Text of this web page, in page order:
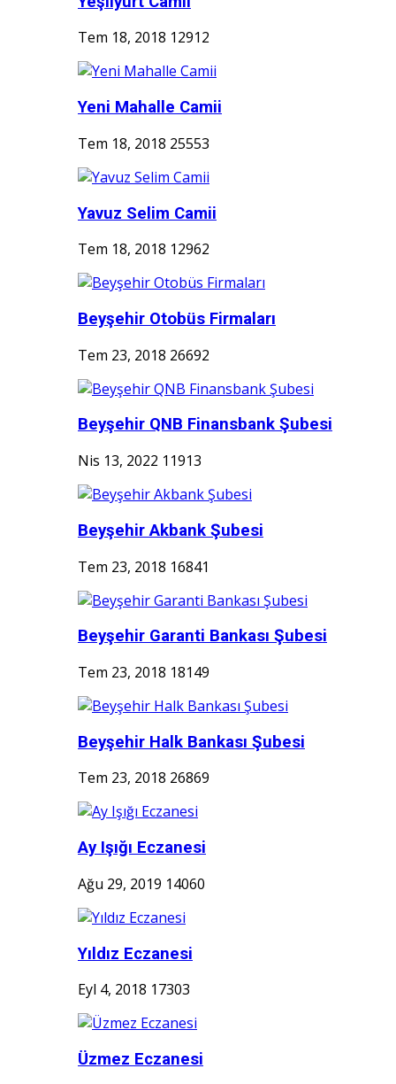
Tem 18, 2018 12912
Yeni Mahalle Camii
Tem 18, 2018 25553
Yavuz Selim Camii
Tem 18, 2018 12962
Beyşehir Otobüs Firmaları
Tem 23, 2018 26692
Beyşehir QNB Finansbank Şubesi
Nis 13, 2022 11913
Beyşehir Akbank Şubesi
Tem 23, 2018 16841
Beyşehir Garanti Bankası Şubesi
Tem 23, 2018 18149
Beyşehir Halk Bankası Şubesi
Tem 23, 2018 26869
Ay Işığı Eczanesi
Ağu 29, 2019 14060
Yıldız Eczanesi
Eyl 4, 2018 17303
Üzmez Eczanesi